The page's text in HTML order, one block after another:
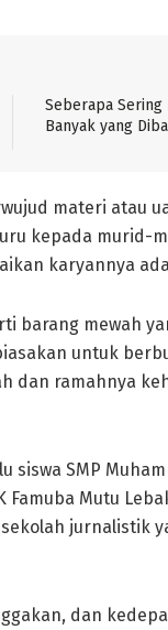
Seberapa Sering
Banyak yang
materi atau
kepada murid-
karyannya
barang mewah
untuk
dan ramahnya
SMP
Mutu
jurnalistik
dan